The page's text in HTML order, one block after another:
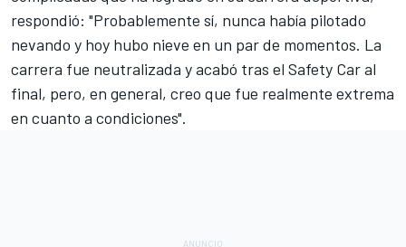
respondió: "Probablemente sí, nunca había pilotado
nevando y hoy hubo nieve en un par de momentos. La
carrera fue neutralizada y acabó tras el Safety Car al
final, pero, en general, creo que fue realmente extrema
en cuanto a condiciones".